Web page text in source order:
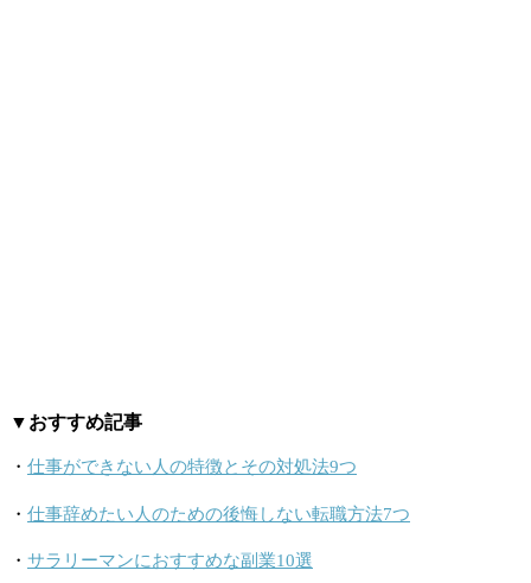
▼おすすめ記事
・ 仕事ができない人の特徴とその対処法9つ
・ 仕事辞めたい人のための後悔しない転職方法7つ
・ サラリーマンにおすすめな副業10選